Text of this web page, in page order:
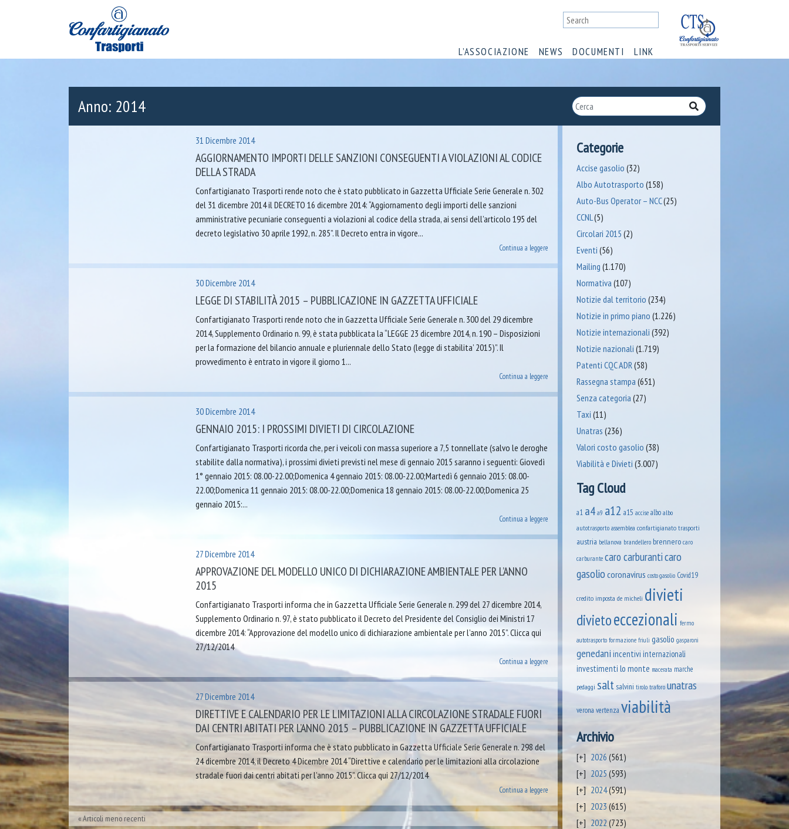
L’ASSOCIAZIONE NEWS DOCUMENTI LINK
Anno: 2014
31 Dicembre 2014
AGGIORNAMENTO IMPORTI DELLE SANZIONI CONSEGUENTI A VIOLAZIONI AL CODICE
DELLA STRADA
Confartigianato Trasporti rende noto che è stato pubblicato in Gazzetta Ufficiale Serie Generale n. 302
del 31 dicembre 2014 il DECRETO 16 dicembre 2014: “Aggiornamento degli importi delle sanzioni
amministrative pecuniarie conseguenti a violazioni al codice della strada, ai sensi dell’articolo 195 del
decreto legislativo 30 aprile 1992, n. 285”. Il Decreto entra in vigore...
Continua a leggere
30 Dicembre 2014
LEGGE DI STABILITÀ 2015 – PUBBLICAZIONE IN GAZZETTA UFFICIALE
Confartigianato Trasporti rende noto che in Gazzetta Ufficiale Serie Generale n. 300 del 29 dicembre
2014, Supplemento Ordinario n. 99, è stata pubblicata la “LEGGE 23 dicembre 2014, n. 190 – Disposizioni
per la formazione del bilancio annuale e pluriennale dello Stato (legge di stabilita’ 2015)”. Il
provvedimento è entrato in vigore il giorno 1...
Continua a leggere
30 Dicembre 2014
GENNAIO 2015: I PROSSIMI DIVIETI DI CIRCOLAZIONE
Confartigianato Trasporti ricorda che, per i veicoli con massa superiore a 7,5 tonnellate (salvo le deroghe
stabilite dalla normativa), i prossimi divieti previsti nel mese di gennaio 2015 saranno i seguenti: Giovedì
1° gennaio 2015: 08.00-22.00;Domenica 4 gennaio 2015: 08.00-22.00;Martedì 6 gennaio 2015: 08.00-
22.00;Domenica 11 gennaio 2015: 08.00-22.00;Domenica 18 gennaio 2015: 08.00-22.00;Domenica 25
gennaio 2015:...
Continua a leggere
27 Dicembre 2014
APPROVAZIONE DEL MODELLO UNICO DI DICHIARAZIONE AMBIENTALE PER L’ANNO
2015
Confartigianato Trasporti informa che in Gazzetta Ufficiale Serie Generale n. 299 del 27 dicembre 2014,
Supplemento Ordinario n. 97, è stato pubblicato il Decreto del Presidente del Consiglio dei Ministri 17
dicembre 2014: “Approvazione del modello unico di dichiarazione ambientale per l’anno 2015”. Clicca qui
27/12/2014
Continua a leggere
27 Dicembre 2014
DIRETTIVE E CALENDARIO PER LE LIMITAZIONI ALLA CIRCOLAZIONE STRADALE FUORI
DAI CENTRI ABITATI PER L’ANNO 2015 – PUBBLICAZIONE IN GAZZETTA UFFICIALE
Confartigianato Trasporti informa che è stato pubblicato in Gazzetta Ufficiale Serie Generale n. 298 del
24 dicembre 2014, il Decreto 4 Dicembre 2014 “Direttive e calendario per le limitazioni alla circolazione
stradale fuori dai centri abitati per l’anno 2015”. Clicca qui 27/12/2014
Continua a leggere
Articoli meno recenti
Categorie
Accise gasolio (32)
Albo Autotrasporto (158)
Auto-Bus Operator – NCC(25)
CCNL(5)
Circolari 2015 (2)
Eventi (56)
Mailing (1.170)
Normativa (107)
Notizie dal territorio (234)
Notizie in primo piano (1.226)
Notizie internazionali (392)
Notizie nazionali (1.719)
Patenti CQC ADR(58)
Rassegna stampa (651)
Senza categoria (27)
Taxi (11)
Unatras (236)
Valori costo gasolio (38)
Viabilità e Divieti (3.007)
Tag Cloud
a1 a4 a9 a12 a15 accise albo albo
autotrasporto assemblea confartigianato trasporti
austria bellanova brandellero brennero caro
carburante caro carburanticaro
gasoliocoronavirus costo gasolio Covid19
credito imposta de micheli divieti
divietoeccezionali fermo
autotrasporto formazione friuli gasolio gasparoni
genedani incentivi internazionali
investimenti lo monte macerata marche
pedaggi saltsalvini tirolo traforo unatras
verona vertenza viabilità
Archivio
2026 (561)
2025 (593)
2024(591)
2023 (615)
2022 (723)